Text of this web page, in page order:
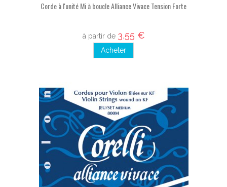
Corde à l'unité Mi à boucle Alliance Vivace Tension Forte
à partir de 3,55 €
Acheter